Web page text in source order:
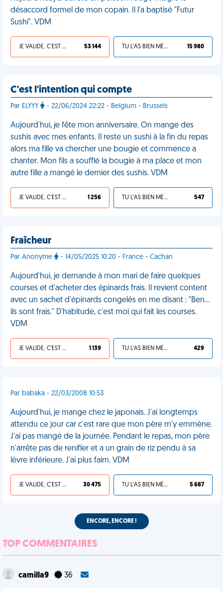
désaccord formel de mon copain. Il l'a baptisé "Futur
Sushi". VDM
JE VALIDE, C'EST UNE VDM 53 144 TU L'AS BIEN MÉRITÉ 15 980
C'est l'intention qui compte
Par ELYYY - 22/06/2024 22:22 - Belgium - Brussels
Aujourd'hui, je fête mon anniversaire. On mange des
sushis avec mes enfants. Il reste un sushi à la fin du repas
alors ma fille va chercher une bougie et commence a
chanter. Mon fils a soufflé la bougie à ma place et mon
autre fille a mangé le dernier des sushis. VDM
JE VALIDE, C'EST UNE VDM 1 256 TU L'AS BIEN MÉRITÉ 547
Fraîcheur
Par Anonyme - 14/05/2025 10:20 - France - Cachan
Aujourd'hui, je demande à mon mari de faire quelques
courses et d'acheter des épinards frais. Il revient content
avec un sachet d'épinards congelés en me disant : "Ben…
ils sont frais." D'habitude, c'est moi qui fait les courses.
VDM
JE VALIDE, C'EST UNE VDM 1 139 TU L'AS BIEN MÉRITÉ 429
Par babaka - 22/03/2008 10:53
Aujourd'hui, je mange chez le japonais. J'ai longtemps
attendu ce jour car c'est rare que mon père m'y emmène.
J'ai pas mangé de la journée. Pendant le repas, mon père
n'arrête pas de renifler et a un grain de riz pendu à sa
lèvre inférieure. J'ai plus faim. VDM
JE VALIDE, C'EST UNE VDM 30 475 TU L'AS BIEN MÉRITÉ 5 687
ENCORE, ENCORE !
TOP COMMENTAIRES
camilla9 36